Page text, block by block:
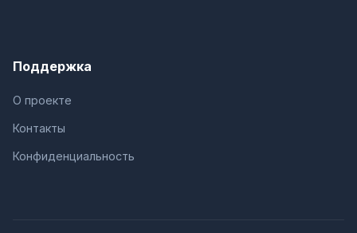
Поддержка
О проекте
Контакты
Конфиденциальность